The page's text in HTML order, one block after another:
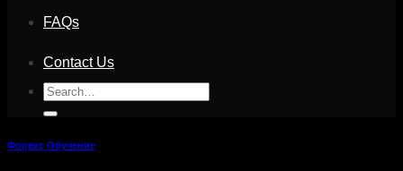
FAQs
Contact Us
Search
for:
Форекс Обучение